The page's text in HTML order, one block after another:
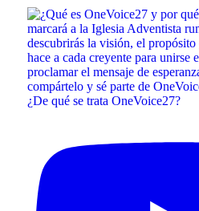
¿De qué se trata OneVoice27?